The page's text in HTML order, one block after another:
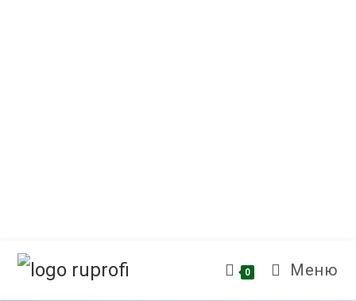
0 Меню